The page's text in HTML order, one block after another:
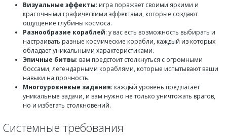
Визуальные эффекты: игра поражает своими яркими и
красочными графическими эффектами, которые создают
ощущение глубины космоса.
Разнообразие кораблей: у вас есть возможность выбирать и
настраивать разные космические корабли, каждый из которых
обладает уникальными характеристиками.
Эпичные битвы: вам предстоит столкнуться с огромными
боссами, легендарными кораблями, которые испытывают ваши
навыки на прочность.
Многоуровневые задания: каждый уровень предлагает
уникальные задачи, и вам нужно не только уничтожать врагов,
но и избегать столкновений.
Системные требования